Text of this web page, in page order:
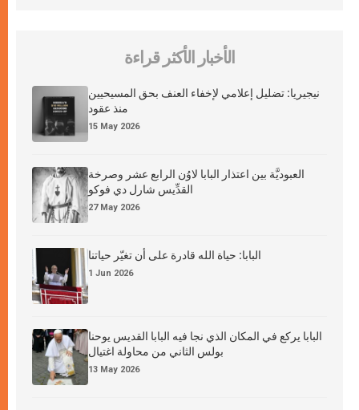
الأخبار الأكثر قراءة
نيجيريا: تضليل إعلامي لإخفاء العنف بحق المسيحيين
منذ عقود
15 May 2026
العبوديَّة بين اعتذار البابا لاوُن الرابع عشر وصرخة
القدِّيس شارل دي فوكو
27 May 2026
البابا: حياة الله قادرة على أن تغيّر حياتنا
1 Jun 2026
البابا يركع في المكان الذي نجا فيه البابا القديس يوحنا
بولس الثاني من محاولة اغتيال
13 May 2026